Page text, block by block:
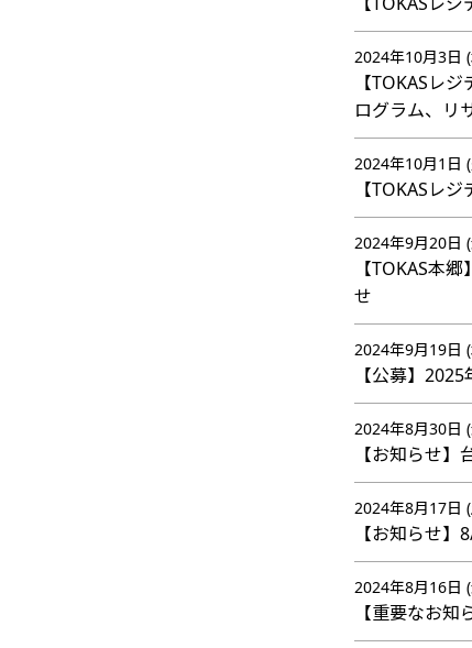
2024年10月3日
【TOKASレ
ログラム、リ
2024年10月1日
【TOKASレ
2024年9月20日
【TOKAS本
せ
2024年9月19日
【公募】
2024年8月30日
【お知らせ
2024年8月17日
【お知らせ
2024年8月16日
【重要なお